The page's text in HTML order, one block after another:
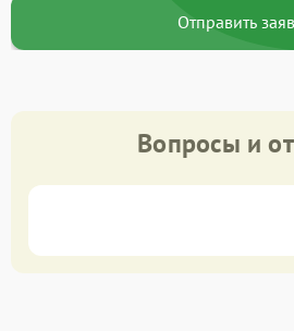
Отправить
Вопросы и